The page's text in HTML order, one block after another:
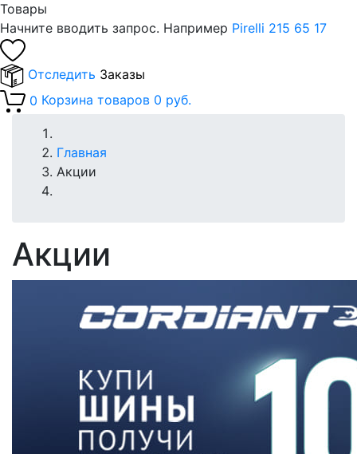
Товары
Начните вводить запрос. Например Pirelli 215 65 17
Отследить Заказы
0 Корзина товаров 0 руб.
Главная
Акции
Акции